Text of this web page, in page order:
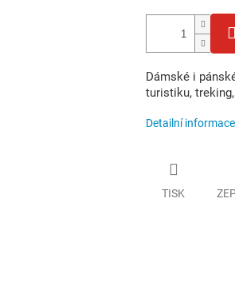
Dámské i
turistiku,
Detailní informace
TISK